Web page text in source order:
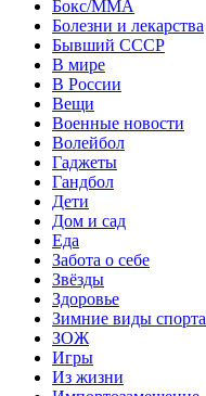
Бокс/MMA
Болезни и лекарства
Бывший СССР
В мире
В России
Вещи
Военные новости
Волейбол
Гаджеты
Гандбол
Дети
Дом и сад
Еда
Забота о себе
Звёзды
Здоровье
Зимние виды спорта
ЗОЖ
Игры
Из жизни